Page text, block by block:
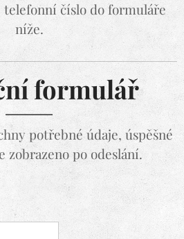
telefonní číslo do formuláře
níže.
formulář
potřebné údaje, úspěšné
zobrazeno po odeslání.